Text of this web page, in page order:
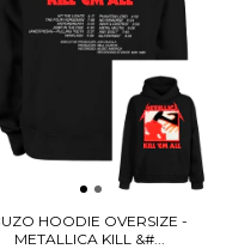
HOODIE OVERSIZE -
METALLICA KILL &#...